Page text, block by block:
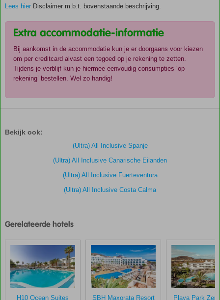
Lees hier Disclaimer m.b.t. bovenstaande beschrijving.
Extra accommodatie-informatie
Bij aankomst in de accommodatie kun je er doorgaans voor kiezen
om per creditcard alvast een tegoed op je rekening te zetten.
Tijdens je verblijf kun je hiermee eenvoudig consumpties ‘op
rekening’ bestellen. Wel zo handig!
door
&
SBH
Beach
Scores
die
Bekijk ook:
(Ultra) All Inclusive Spanje
(Ultra) All Inclusive Canarische Eilanden
(Ultra) All Inclusive Fuerteventura
(Ultra) All Inclusive Costa Calma
Gerelateerde hotels
H10 Ocean Suites SBH Maxorata Resort Playa Park